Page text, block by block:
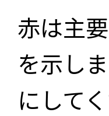
赤は主
を示し
にして